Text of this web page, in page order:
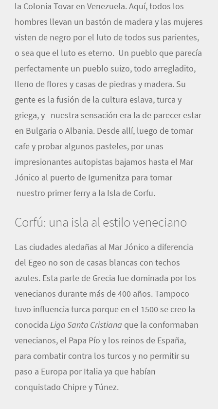
la Colonia Tovar en Venezuela. Aquí, todos los
hombres llevan un bastón de madera y las mujeres
visten de negro por el luto de todos sus parientes,
o sea que el luto es eterno. Un pueblo que parecía
perfectamente un pueblo suizo, todo arregladito,
lleno de flores y casas de piedras y madera. Su
gente es la fusión de la cultura eslava, turca y
griega, y nuestra sensación era la de parecer estar
en Bulgaria o Albania. Desde allí, luego de tomar
cafe y probar algunos pasteles, por unas
impresionantes autopistas bajamos hasta el Mar
Jónico al puerto de Igumenitza para tomar
nuestro primer ferry a la Isla de Corfu.
Corfú: una isla al estilo veneciano
Las ciudades aledañas al Mar Jónico a diferencia
del Egeo no son de casas blancas con techos
azules. Esta parte de Grecia fue dominada por los
venecianos durante más de 400 años. Tampoco
tuvo influencia turca porque en el 1500 se creo la
conocida Liga Santa Cristiana que la conformaban
venecianos, el Papa Pío y los reinos de España,
para combatir contra los turcos y no permitir su
paso a Europa por Italia ya que habían
conquistado Chipre y Túnez.